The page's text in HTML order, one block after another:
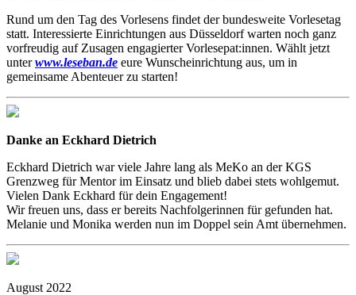
Rund um den Tag des Vorlesens findet der bundesweite Vorlesetag
statt. Interessierte Einrichtungen aus Düsseldorf warten noch ganz
vorfreudig auf Zusagen engagierter Vorlesepat:innen. Wählt jetzt
unterwww.leseban.de eure Wunscheinrichtung aus, um in
gemeinsame Abenteuer zu starten!
Danke an Eckhard Dietrich
Eckhard Dietrich war viele Jahre lang als MeKo an der KGS
Grenzweg für Mentor im Einsatz und blieb dabei stets wohlgemut.
Vielen Dank Eckhard für dein Engagement!
Wir freuen uns, dass er bereits Nachfolgerinnen für gefunden hat.
Melanie und Monika werden nun im Doppel sein Amt übernehmen.
August 2022